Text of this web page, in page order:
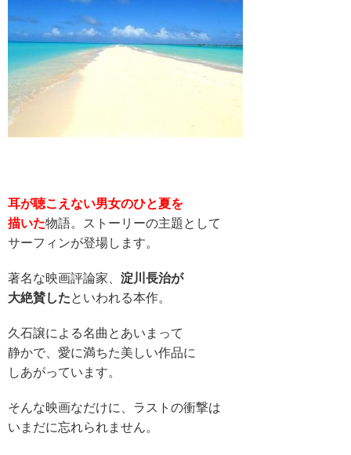
耳が聴こえない男女のひと夏を
描いた物語。ストーリーの主題として
サーフィンが登場します。
著名な映画評論家、 淀川長治が
大絶賛したといわれる本作。
久石譲による名曲とあいまって
静かで、愛に満ちた美しい作品に
しあがっています。
そんな映画なだけに、ラストの衝撃は
いまだに忘れられません。